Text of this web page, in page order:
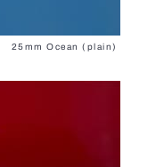
25mm Ocean (plain)